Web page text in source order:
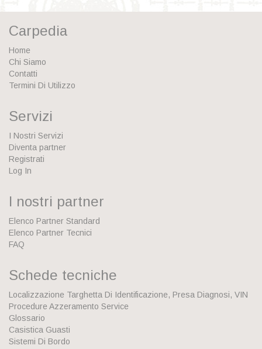
Carpedia
Home
Chi Siamo
Contatti
Termini Di Utilizzo
Servizi
I Nostri Servizi
Diventa partner
Registrati
Log In
I nostri partner
Elenco Partner Standard
Elenco Partner Tecnici
FAQ
Schede tecniche
Localizzazione Targhetta Di Identificazione, Presa Diagnosi, VIN
Procedure Azzeramento Service
Glossario
Casistica Guasti
Sistemi Di Bordo